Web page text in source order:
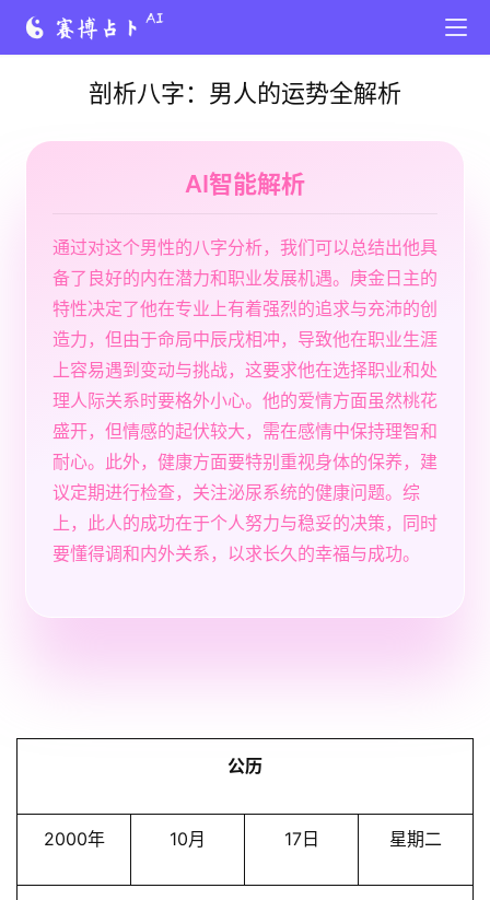
剖析八字：男人的运势全解析
AI智能解析
通过对这个男性的八字分析，我们可以总结出他具
备了良好的内在潜力和职业发展机遇。庚金日主的
特性决定了他在专业上有着强烈的追求与充沛的创
造力，但由于命局中辰戌相冲，导致他在职业生涯
上容易遇到变动与挑战，这要求他在选择职业和处
理人际关系时要格外小心。他的爱情方面虽然桃花
盛开，但情感的起伏较大，需在感情中保持理智和
耐心。此外，健康方面要特别重视身体的保养，建
议定期进行检查，关注泌尿系统的健康问题。综
上，此人的成功在于个人努力与稳妥的决策，同时
要懂得调和内外关系，以求长久的幸福与成功。
公历
2000年 10月 17日 星期二